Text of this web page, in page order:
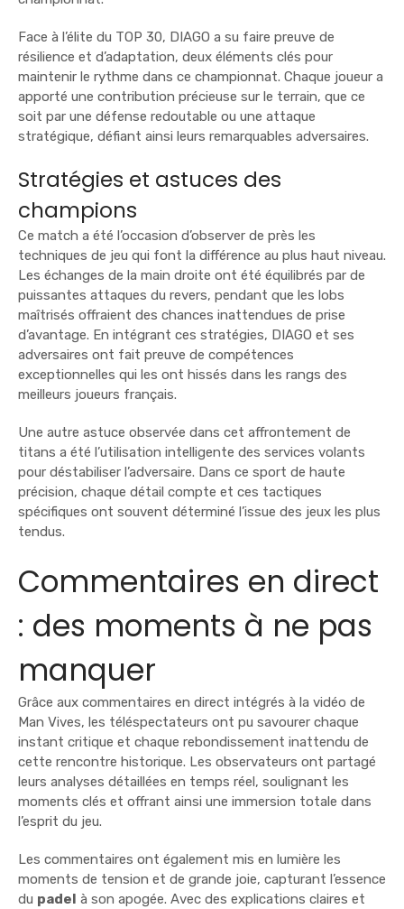
Face à l’élite du TOP 30, DIAGO a su faire preuve de
résilience et d’adaptation, deux éléments clés pour
maintenir le rythme dans ce championnat. Chaque joueur a
apporté une contribution précieuse sur le terrain, que ce
soit par une défense redoutable ou une attaque
stratégique, défiant ainsi leurs remarquables adversaires.
Stratégies et astuces des
champions
Ce match a été l’occasion d’observer de près les
techniques de jeu qui font la différence au plus haut niveau.
Les échanges de la main droite ont été équilibrés par de
puissantes attaques du revers, pendant que les lobs
maîtrisés offraient des chances inattendues de prise
d’avantage. En intégrant ces stratégies, DIAGO et ses
adversaires ont fait preuve de compétences
exceptionnelles qui les ont hissés dans les rangs des
meilleurs joueurs français.
Une autre astuce observée dans cet affrontement de
titans a été l’utilisation intelligente des services volants
pour déstabiliser l’adversaire. Dans ce sport de haute
précision, chaque détail compte et ces tactiques
spécifiques ont souvent déterminé l’issue des jeux les plus
tendus.
Commentaires en direct
: des moments à ne pas
manquer
Grâce aux commentaires en direct intégrés à la vidéo de
Man Vives, les téléspectateurs ont pu savourer chaque
instant critique et chaque rebondissement inattendu de
cette rencontre historique. Les observateurs ont partagé
leurs analyses détaillées en temps réel, soulignant les
moments clés et offrant ainsi une immersion totale dans
l’esprit du jeu.
Les commentaires ont également mis en lumière les
moments de tension et de grande joie, capturant l’essence
du padel à son apogée. Avec des explications claires et